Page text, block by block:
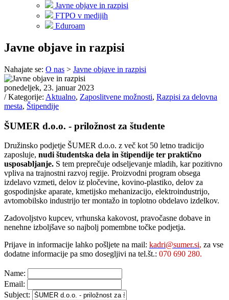
Javne objave in razpisi
FTPO v medijih
Eduroam
Javne objave in razpisi
Nahajate se: O nas > Javne objave in razpisi
ponedeljek, 23. januar 2023
/ Kategorije: Aktualno, Zaposlitvene možnosti, Razpisi za delovna
mesta, Štipendije
ŠUMER d.o.o. - priložnost za študente
Družinsko podjetje ŠUMER d.o.o. z več kot 50 letno tradicijo
zaposluje, nudi študentska dela in štipendije ter praktično
usposabljanje. S tem preprečuje odseljevanje mladih, kar pozitivno
vpliva na trajnostni razvoj regije. Proizvodni program obsega
izdelavo vzmeti, delov iz pločevine, kovino-plastiko, delov za
gospodinjske aparate, kmetijsko mehanizacijo, elektroindustrijo,
avtomobilsko industrijo ter montažo in toplotno obdelavo izdelkov.
Zadovoljstvo kupcev, vrhunska kakovost, pravočasne dobave in
nenehne izboljšave so najbolj pomembne točke podjetja.
Prijave in informacije lahko pošljete na mail: kadri@sumer.si, za vse
dodatne informacije pa smo dosegljivi na tel.št.: 070 690 280.
Name:
Email:
Subject: